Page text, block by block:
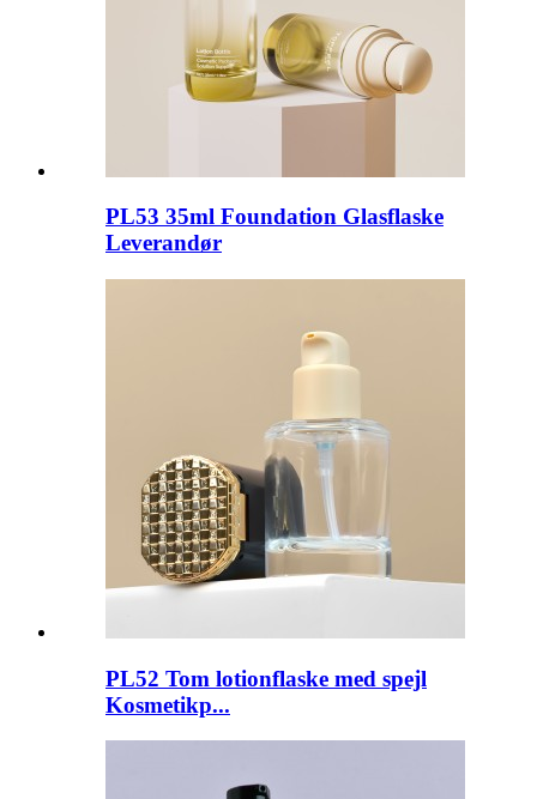
PL53 35ml Foundation Glasflaske
Leverandør
PL52 Tom lotionflaske med spejl
Kosmetikp...